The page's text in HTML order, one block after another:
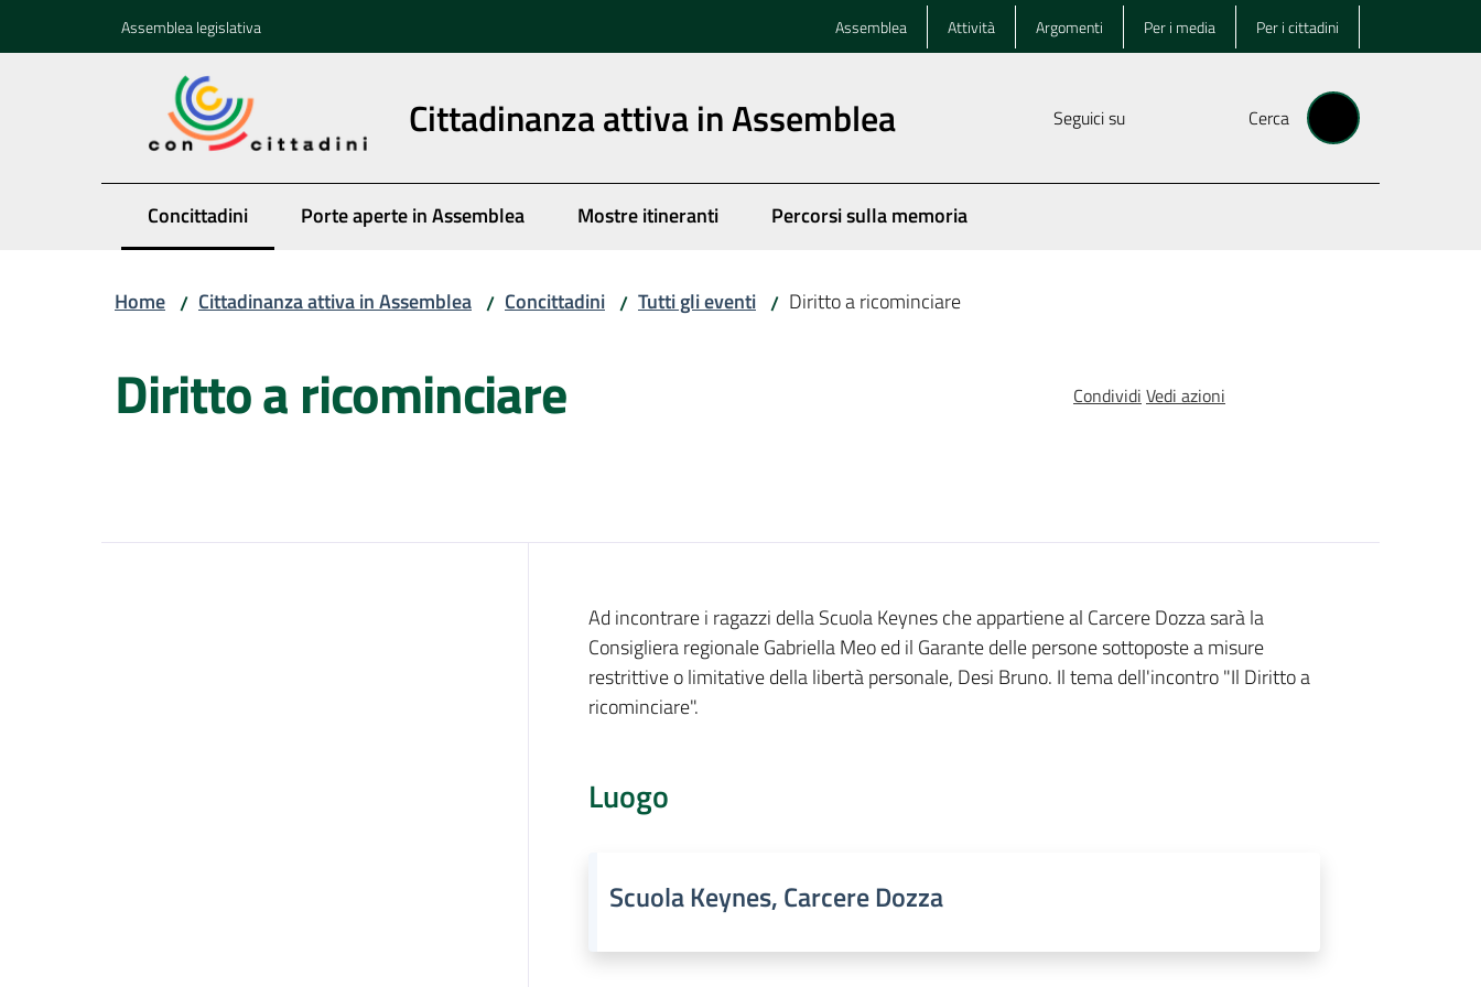
Assemblea legislativa Assemblea Attività Argomenti Per i media Per i cittadini
Cittadinanza attiva in Assemblea Seguici su Cerca
Concittadini
Menu selezionato Porte aperte in Assemblea Mostre itineranti Percorsi sulla memoria
Home / Cittadinanza attiva in Assemblea / Concittadini / Tutti gli eventi / Diritto a ricominciare
Diritto a ricominciare Condividi Vedi azioni
Cos'è
Ad incontrare i ragazzi della Scuola Keynes che appartiene al Carcere Dozza sarà la
Consigliera regionale Gabriella Meo ed il Garante delle persone sottoposte a misure
restrittive o limitative della libertà personale, Desi Bruno. Il tema dell'incontro "Il Diritto a
ricominciare".
Luogo
Scuola Keynes, Carcere Dozza